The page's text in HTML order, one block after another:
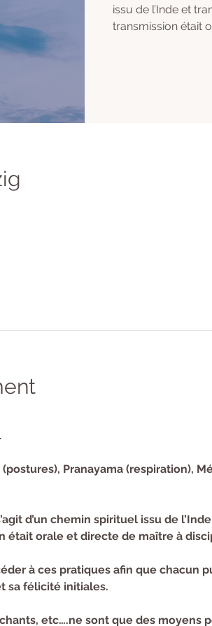
issu de l’Inde et
transmission était
Pranayama (respiration),
d’un chemin spirituel issu de
était orale et directe de maître à
à ces pratiques afin que chacun
sa félicité initiales.
etc….ne sont que des moyens